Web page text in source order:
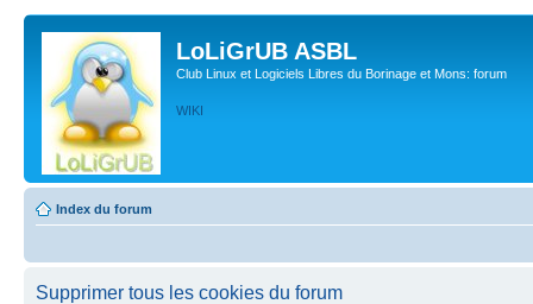
LoLiGrUB ASBL
Club Linux et Logiciels Libres du Borinage et Mons: forum
WIKI
Index du forum
Supprimer tous les cookies du forum